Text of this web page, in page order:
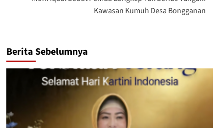
Kawasan Kumuh Desa Bongganan
Berita Sebelumnya